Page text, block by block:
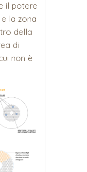
il potere
la zona
della
di
non è